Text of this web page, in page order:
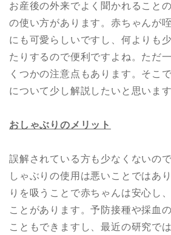
お産後の外来でよく聞かれること
の使い方があります。赤ちゃんが
にも可愛らしいですし、何よりも
たりするので便利ですよね。ただ
くつかの注意点もあります。そこ
について少し解説したいと思います
おしゃぶりのメリット
誤解されている方も少なくないの
しゃぶりの使用は悪いことではあ
りを吸うことで赤ちゃんは安心し
ことがあります。予防接種や採血
こともできますし、最近の研究で